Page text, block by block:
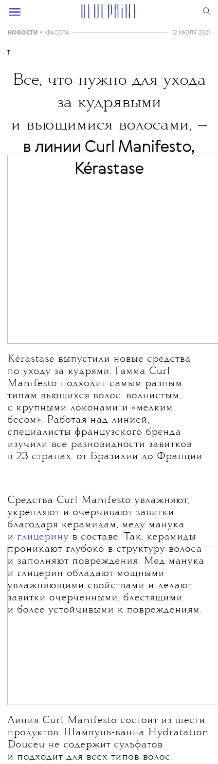
НОВОСТИ • КРАСОТА 12 ИЮЛЯ 2021
T
Все, что нужно для ухода
за кудрявыми
и вьющимися волосами, —
в линии Curl Manifesto,
Kérastase
Kérastase выпустили новые средства
по уходу за кудрями. Гамма Curl
Manifesto подходит самым разным
типам вьющихся волос: волнистым,
с крупными локонами и «мелким
бесом». Работая над линией,
специалисты французского бренда
изучили все разновидности завитков
в 23 странах: от Бразилии до Франции.
Средства Curl Manifesto увлажняют,
укрепляют и очерчивают завитки
благодаря керамидам, меду манука
и глицерину в составе. Так, керамиды
проникают глубоко в структуру волоса
и заполняют повреждения. Мед манука
и глицерин обладают мощными
увлажняющими свойствами и делают
завитки очерченными, блестящими
и более устойчивыми к повреждениям.
Линия Curl Manifesto состоит из шести
продуктов. Шампунь-ванна Hydratation
Douceu не содержит сульфатов
и подходит для всех типов волос.